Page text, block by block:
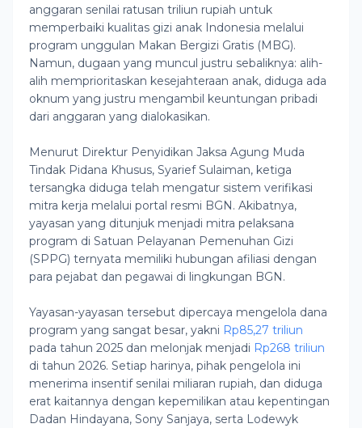
anggaran senilai ratusan triliun rupiah untuk
memperbaiki kualitas gizi anak Indonesia melalui
program unggulan Makan Bergizi Gratis (MBG).
Namun, dugaan yang muncul justru sebaliknya: alih-
alih memprioritaskan kesejahteraan anak, diduga ada
oknum yang justru mengambil keuntungan pribadi
dari anggaran yang dialokasikan.
Menurut Direktur Penyidikan Jaksa Agung Muda
Tindak Pidana Khusus, Syarief Sulaiman, ketiga
tersangka diduga telah mengatur sistem verifikasi
mitra kerja melalui portal resmi BGN. Akibatnya,
yayasan yang ditunjuk menjadi mitra pelaksana
program di Satuan Pelayanan Pemenuhan Gizi
(SPPG) ternyata memiliki hubungan afiliasi dengan
para pejabat dan pegawai di lingkungan BGN.
Yayasan-yayasan tersebut dipercaya mengelola dana
program yang sangat besar, yakni Rp85,27 triliun
pada tahun 2025 dan melonjak menjadi Rp268 triliun
di tahun 2026. Setiap harinya, pihak pengelola ini
menerima insentif senilai miliaran rupiah, dan diduga
erat kaitannya dengan kepemilikan atau kepentingan
Dadan Hindayana, Sony Sanjaya, serta Lodewyk